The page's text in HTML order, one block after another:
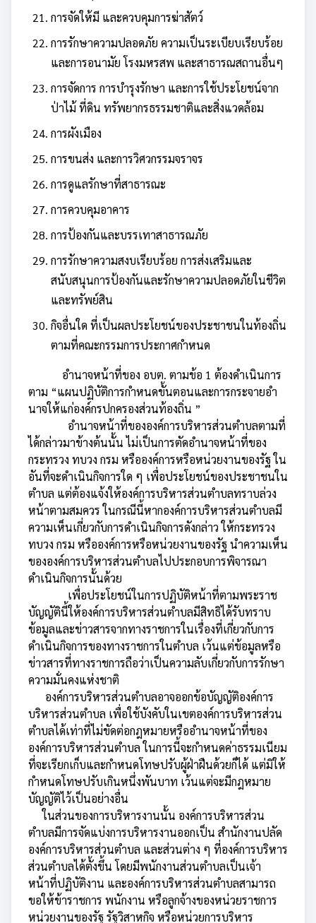
การจัดให้มี และควบคุมการฆ่าสัตว์
การรักษาความปลอดภัย ความเป็นระเบียบเรียบร้อย
และการอนามัย โรงมหรสพ และสาธารณสถานอื่นๆ
การจัดการ การบำรุงรักษา และการใช้ประโยชน์จาก
ป่าไม้ ที่ดิน ทรัพยากรธรรมชาติและสิ่งแวดล้อม
การผังเมือง
การขนส่ง และการวิศวกรรมจราจร
การดูแลรักษาที่สาธารณะ
การควบคุมอาคาร
การป้องกันและบรรเทาสาธารณภัย
การรักษาความสงบเรียบร้อย การส่งเสริมและ
สนับสนุนการป้องกันและรักษาความปลอดภัยในชีวิต
และทรัพย์สิน
กิจอื่นใด ที่เป็นผลประโยชน์ของประชาชนในท้องถิ่น
ตามที่คณะกรรมการประกาศกำหนด
อำนาจหน้าที่ของ อบต. ตามข้อ 1 ต้องดำเนินการ
ตาม “แผนปฏิบัติการกำหนดขั้นตอนและการกระจายอำ
นาจให้แก่องค์กรปกครองส่วนท้องถิ่น ”
อำนาจหน้าที่ขององค์การบริหารส่วนตำบลตามที่
ได้กล่าวมาข้างต้นนั้น ไม่เป็นการตัดอำนาจหน้าที่ของ
กระทรวง ทบวง กรม หรือองค์การหรือหน่วยงานของรัฐ ใน
อันที่จะดำเนินกิจการใด ๆ เพื่อประโยชน์ของประชาชนใน
ตำบล แต่ต้องแจ้งให้องค์การบริหารส่วนตำบลทราบล่วง
หน้าตามสมควร ในกรณีนี้หากองค์การบริหารส่วนตำบลมี
ความเห็นเกี่ยวกับการดำเนินกิจการดังกล่าว ให้กระทรวง
ทบวง กรม หรือองค์การหรือหน่วยงานของรัฐ นำความเห็น
ขององค์การบริหารส่วนตำบลไปประกอบการพิจารณา
ดำเนินกิจการนั้นด้วย
เพื่อประโยชน์ในการปฏิบัติหน้าที่ตามพระราช
บัญญัตินี้ให้องค์การบริหารส่วนตำบลมีสิทธิได้รับทราบ
ข้อมูลและข่าวสารจากทางราชการในเรื่องที่เกี่ยวกับการ
ดำเนินกิจการของทางราชการในตำบล เว้นแต่ข้อมูลหรือ
ข่าวสารที่ทางราชการถือว่าเป็นความลับเกี่ยวกับการรักษา
ความมั่นคงแห่งชาติ
องค์การบริหารส่วนตำบลอาจออกข้อบัญญัติองค์การ
บริหารส่วนตำบล เพื่อใช้บังคับในเขตองค์การบริหารส่วน
ตำบลได้เท่าที่ไม่ขัดต่อกฎหมายหรืออำนาจหน้าที่ของ
องค์การบริหารส่วนตำบล ในการนี้จะกำหนดค่าธรรมเนียม
ที่จะเรียกเก็บและกำหนดโทษปรับผู้ฝ่าฝืนด้วยก็ได้ แต่มิให้
กำหนดโทษปรับเกินหนึ่งพันบาท เว้นแต่จะมีกฎหมาย
บัญญัติไว้เป็นอย่างอื่น
ในส่วนของการบริหารงานนั้น องค์การบริหารส่วน
ตำบลมีการจัดแบ่งการบริหารงานออกเป็น สำนักงานปลัด
องค์การบริหารส่วนตำบล และส่วนต่าง ๆ ที่องค์การบริหาร
ส่วนตำบลได้ตั้งขึ้น โดยมีพนักงานส่วนตำบลเป็นเจ้า
หน้าที่ปฏิบัติงาน และองค์การบริหารส่วนตำบลสามารถ
ขอให้ข้าราชการ พนักงาน หรือลูกจ้างของหน่วยราชการ
หน่วยงานของรัฐ รัฐวิสาหกิจ หรือหน่วยการบริหาร